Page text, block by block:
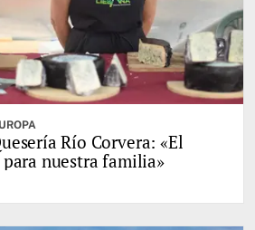
Río Corvera: «El
nuestra familia»